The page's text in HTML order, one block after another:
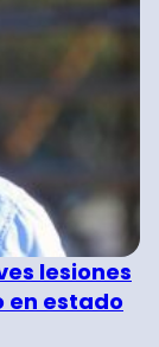
lesiones
en estado